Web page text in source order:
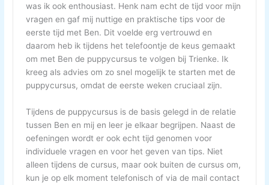
was ik ook enthousiast. Henk nam echt de tijd voor mijn
vragen en gaf mij nuttige en praktische tips voor de
eerste tijd met Ben. Dit voelde erg vertrouwd en
daarom heb ik tijdens het telefoontje de keus gemaakt
om met Ben de puppycursus te volgen bij Trienke. Ik
kreeg als advies om zo snel mogelijk te starten met de
puppycursus, omdat de eerste weken cruciaal zijn.
Tijdens de puppycursus is de basis gelegd in de relatie
tussen Ben en mij en leer je elkaar begrijpen. Naast de
oefeningen wordt er ook echt tijd genomen voor
individuele vragen en voor het geven van tips. Niet
alleen tijdens de cursus, maar ook buiten de cursus om,
kun je op elk moment telefonisch of via de mail contact